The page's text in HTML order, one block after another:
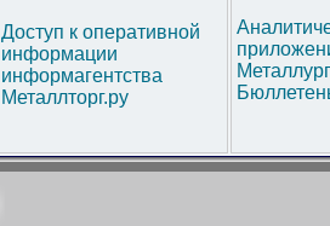
Доступ к оперативной
информации
информагентства
Металлторг.ру